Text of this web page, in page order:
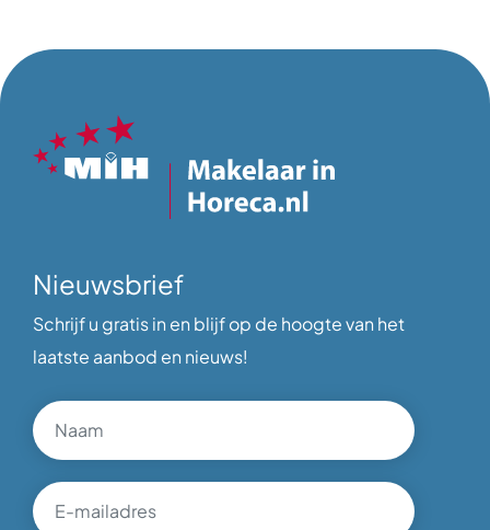
Nieuwsbrief
Schrijf u gratis in en blijf op de hoogte van het
laatste aanbod en nieuws!